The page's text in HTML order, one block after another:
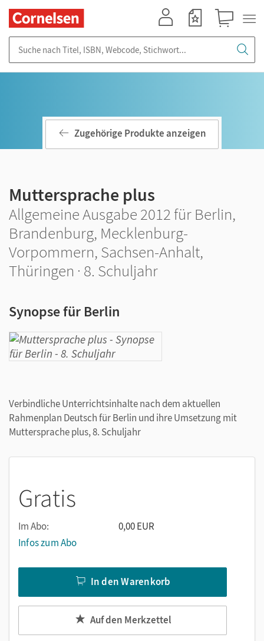
Zugehörige Produkte anzeigen
Muttersprache plus
Allgemeine Ausgabe 2012 für Berlin,
Brandenburg, Mecklenburg-
Vorpommern, Sachsen-Anhalt,
Thüringen · 8. Schuljahr
Synopse für Berlin
Verbindliche Unterrichtsinhalte nach dem aktuellen
Rahmenplan Deutsch für Berlin und ihre Umsetzung mit
Muttersprache plus, 8. Schuljahr
Gratis
Im Abo:
0,00 EUR
Infos zum Abo
In den Warenkorb
Auf den Merkzettel